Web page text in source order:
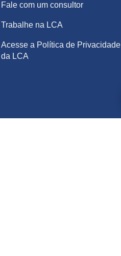
Fale com um consultor
Trabalhe na LCA
Acesse a Política de Privacidade
da LCA